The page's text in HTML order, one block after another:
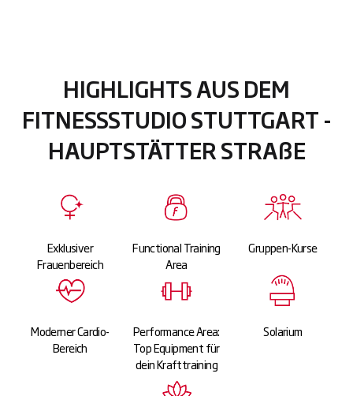
HIGHLIGHTS AUS DEM
FITNESSSTUDIO STUTTGART -
HAUPTSTÄTTER STRAßE
Exklusiver
Frauenbereich
Functional Training
Area
Gruppen-Kurse
Moderner Cardio-
Bereich
Performance Area:
Top Equipment für
dein Krafttraining
Solarium